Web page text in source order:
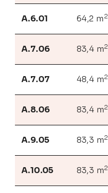
A.6.01 64,2 m 2
A.7.06 83,4 m2
A.7.07 48,4 m2
A.8.06 83,4 m2
A.9.05 83,3 m2
A.10.05 83,3 m2